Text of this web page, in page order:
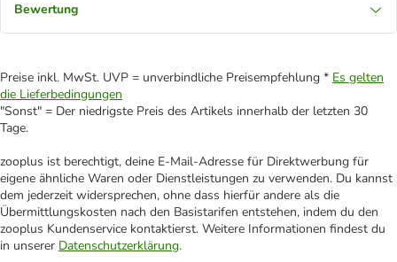
Bewertung
Preise inkl. MwSt. UVP = unverbindliche Preisempfehlung * Es gelten
die Lieferbedingungen
"Sonst" = Der niedrigste Preis des Artikels innerhalb der letzten 30
Tage.
zooplus ist berechtigt, deine E-Mail-Adresse für Direktwerbung für
eigene ähnliche Waren oder Dienstleistungen zu verwenden. Du kannst
dem jederzeit widersprechen, ohne dass hierfür andere als die
Übermittlungskosten nach den Basistarifen entstehen, indem du den
zooplus Kundenservice kontaktierst. Weitere Informationen findest du
in unserer Datenschutzerklärung.